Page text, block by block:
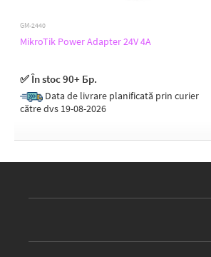
GM-2440
MikroTik Power Adapter 24V 4A
✅ În stoc 90+ Бр.
Data de livrare planificată prin curier
către dvs 19-08-2026